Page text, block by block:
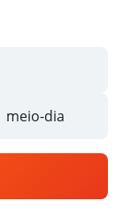
meio-dia